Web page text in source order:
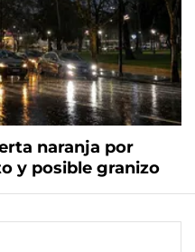
naranja por
y posible granizo